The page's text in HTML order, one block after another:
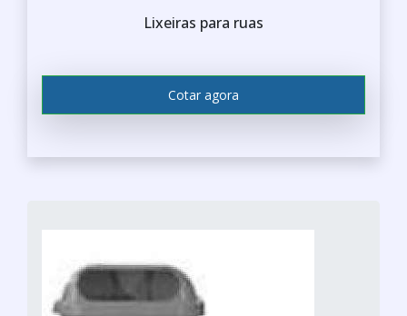
Lixeiras para ruas
Cotar agora